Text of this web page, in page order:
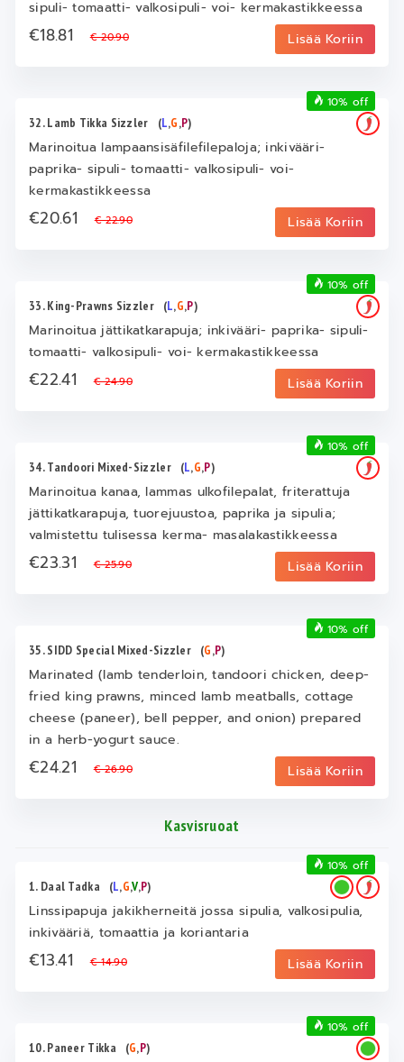
sipuli- tomaatti- valkosipuli- voi- kermakastikkeessa
€18.81€ 20.90 Lisää Koriin
32. Lamb Tikka Sizzler (L,G,P)
Marinoitua lampaansisäfilefilepaloja; inkivääri-
paprika- sipuli- tomaatti- valkosipuli- voi-
kermakastikkeessa
€20.61€ 22.90 Lisää Koriin
10% off
33. King-Prawns Sizzler (L,G,P)
Marinoitua jättikatkarapuja; inkivääri- paprika- sipuli-
tomaatti- valkosipuli- voi- kermakastikkeessa
€22.41€ 24.90 Lisää Koriin
10% off
34. Tandoori Mixed-Sizzler (L,G,P)
Marinoitua kanaa, lammas ulkofilepalat, friterattuja
jättikatkarapuja, tuorejuustoa, paprika ja sipulia;
valmistettu tulisessa kerma- masalakastikkeessa
€23.31€ 25.90 Lisää Koriin
10% off
35. SIDD Special Mixed-Sizzler (G,P)
Marinated (lamb tenderloin, tandoori chicken, deep-
fried king prawns, minced lamb meatballs, cottage
cheese (paneer), bell pepper, and onion) prepared
in a herb-yogurt sauce.
€24.21€ 26.90 Lisää Koriin
10% off
Kasvisruoat
1. Daal Tadka (L,G,V,P)
Linssipapuja jakikherneitä jossa sipulia, valkosipulia,
inkivääriä, tomaattia ja koriantaria
€13.41€ 14.90 Lisää Koriin
10% off
10. Paneer Tikka (G,P)
10% off